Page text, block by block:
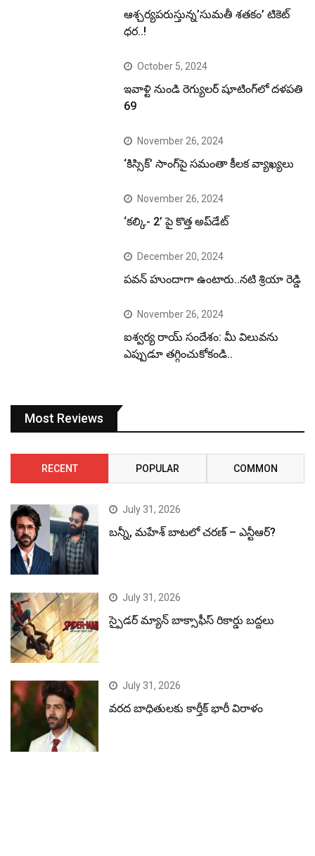
ఆశ్చర్యపరుస్తున్న’సుమతీ శతకం’ టికెట్
ధర..!
October 5, 2024
ఇవాళ్టి నుండి రెగ్యులర్ షూటింగ్‌లో దళపతి
69
November 26, 2024
‘కిస్సిక్’ సాంగ్‌పై సమంతా కీలక వ్యాఖ్యలు
November 26, 2024
‘కల్కి- 2’ పై కొత్త అప్‌డేట్
December 20, 2024
పవన్ హుందాగా ఉంటారు..నటి శ్రియా రెడ్డి
November 26, 2024
ఐశ్వర్య రాయ్ సందేశం: మీ విలువను
ఎప్పుడూ తగ్గించుకోకండి..
Most Reviews
RECENT POPULAR COMMON
July 31, 2026
బన్నీ, మహేశ్ బాటలో చరణ్ – ఎన్టీఆర్?
July 31, 2026
స్పైడర్ మ్యాన్ బాక్సాఫీస్ రికార్డు బద్దలు
July 31, 2026
వరద బాధితులకు కార్తీక్ భారీ విరాళం